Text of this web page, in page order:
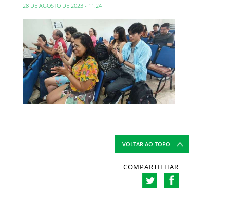
28 DE AGOSTO DE 2023 - 11:24
VOLTAR AO TOPO
COMPARTILHAR